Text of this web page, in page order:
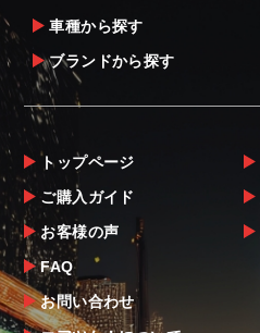
車種から探す
ブランドから探す
トップページ
ご購入ガイド
お客様の声
FAQ
お問い合わせ